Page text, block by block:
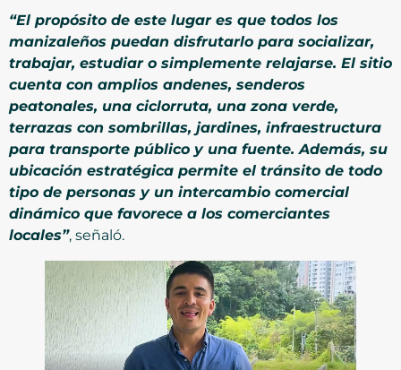
“El propósito de este lugar es que todos los
manizaleños puedan disfrutarlo para socializar,
trabajar, estudiar o simplemente relajarse. El sitio
cuenta con amplios andenes, senderos
peatonales, una ciclorruta, una zona verde,
terrazas con sombrillas, jardines, infraestructura
para transporte público y una fuente. Además, su
ubicación estratégica permite el tránsito de todo
tipo de personas y un intercambio comercial
dinámico que favorece a los comerciantes
locales”, señaló.